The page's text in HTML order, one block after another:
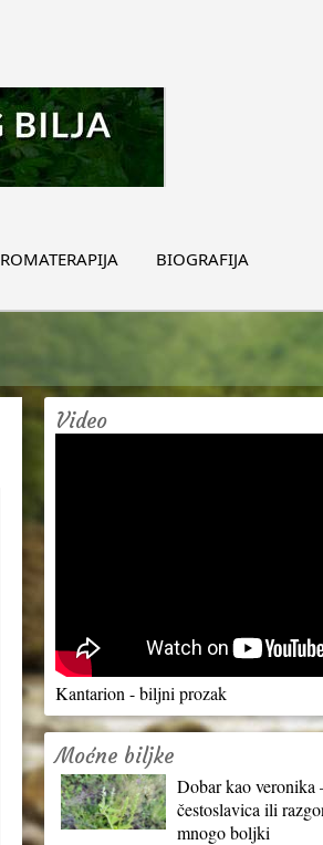
BIOGRAFIJA
Video
Kantarion - biljni prozak
Moćne biljke
Dobar kao veronika
čestoslavica ili
mnogo boljki